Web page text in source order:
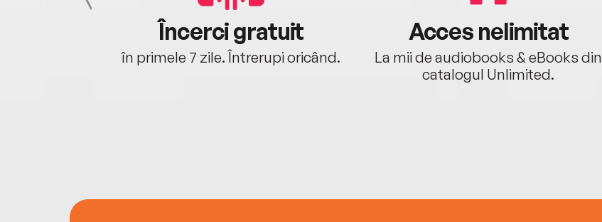
Încerci gratuit
în primele 7 zile. Întrerupi oricând.
Acces nelimitat
La mii de audiobooks & eBooks din
catalogul Unlimited.